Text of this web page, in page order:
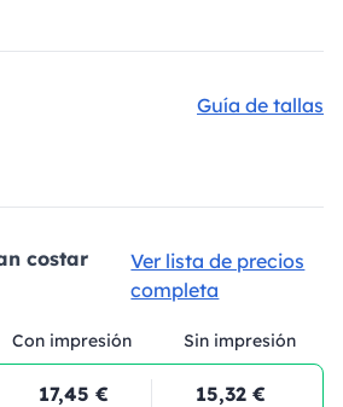
Guía de tallas
costar
Ver lista de precios
completa
Con impresión Sin impresión
17,45 € 15,32 €